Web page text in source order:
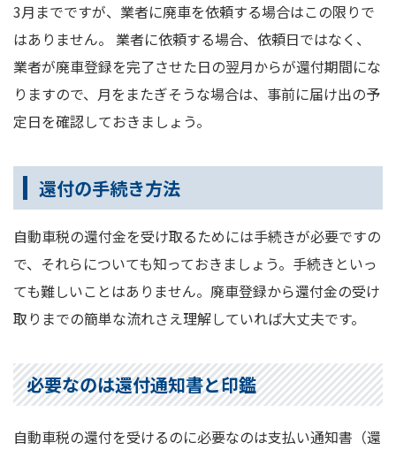
3月までですが、業者に廃車を依頼する場合はこの限りで
はありません。 業者に依頼する場合、依頼日ではなく、
業者が廃車登録を完了させた日の翌月からが還付期間にな
りますので、月をまたぎそうな場合は、事前に届け出の予
定日を確認しておきましょう。
還付の手続き方法
自動車税の還付金を受け取るためには手続きが必要ですの
で、それらについても知っておきましょう。手続きといっ
ても難しいことはありません。廃車登録から還付金の受け
取りまでの簡単な流れさえ理解していれば大丈夫です。
必要なのは還付通知書と印鑑
自動車税の還付を受けるのに必要なのは支払い通知書（還